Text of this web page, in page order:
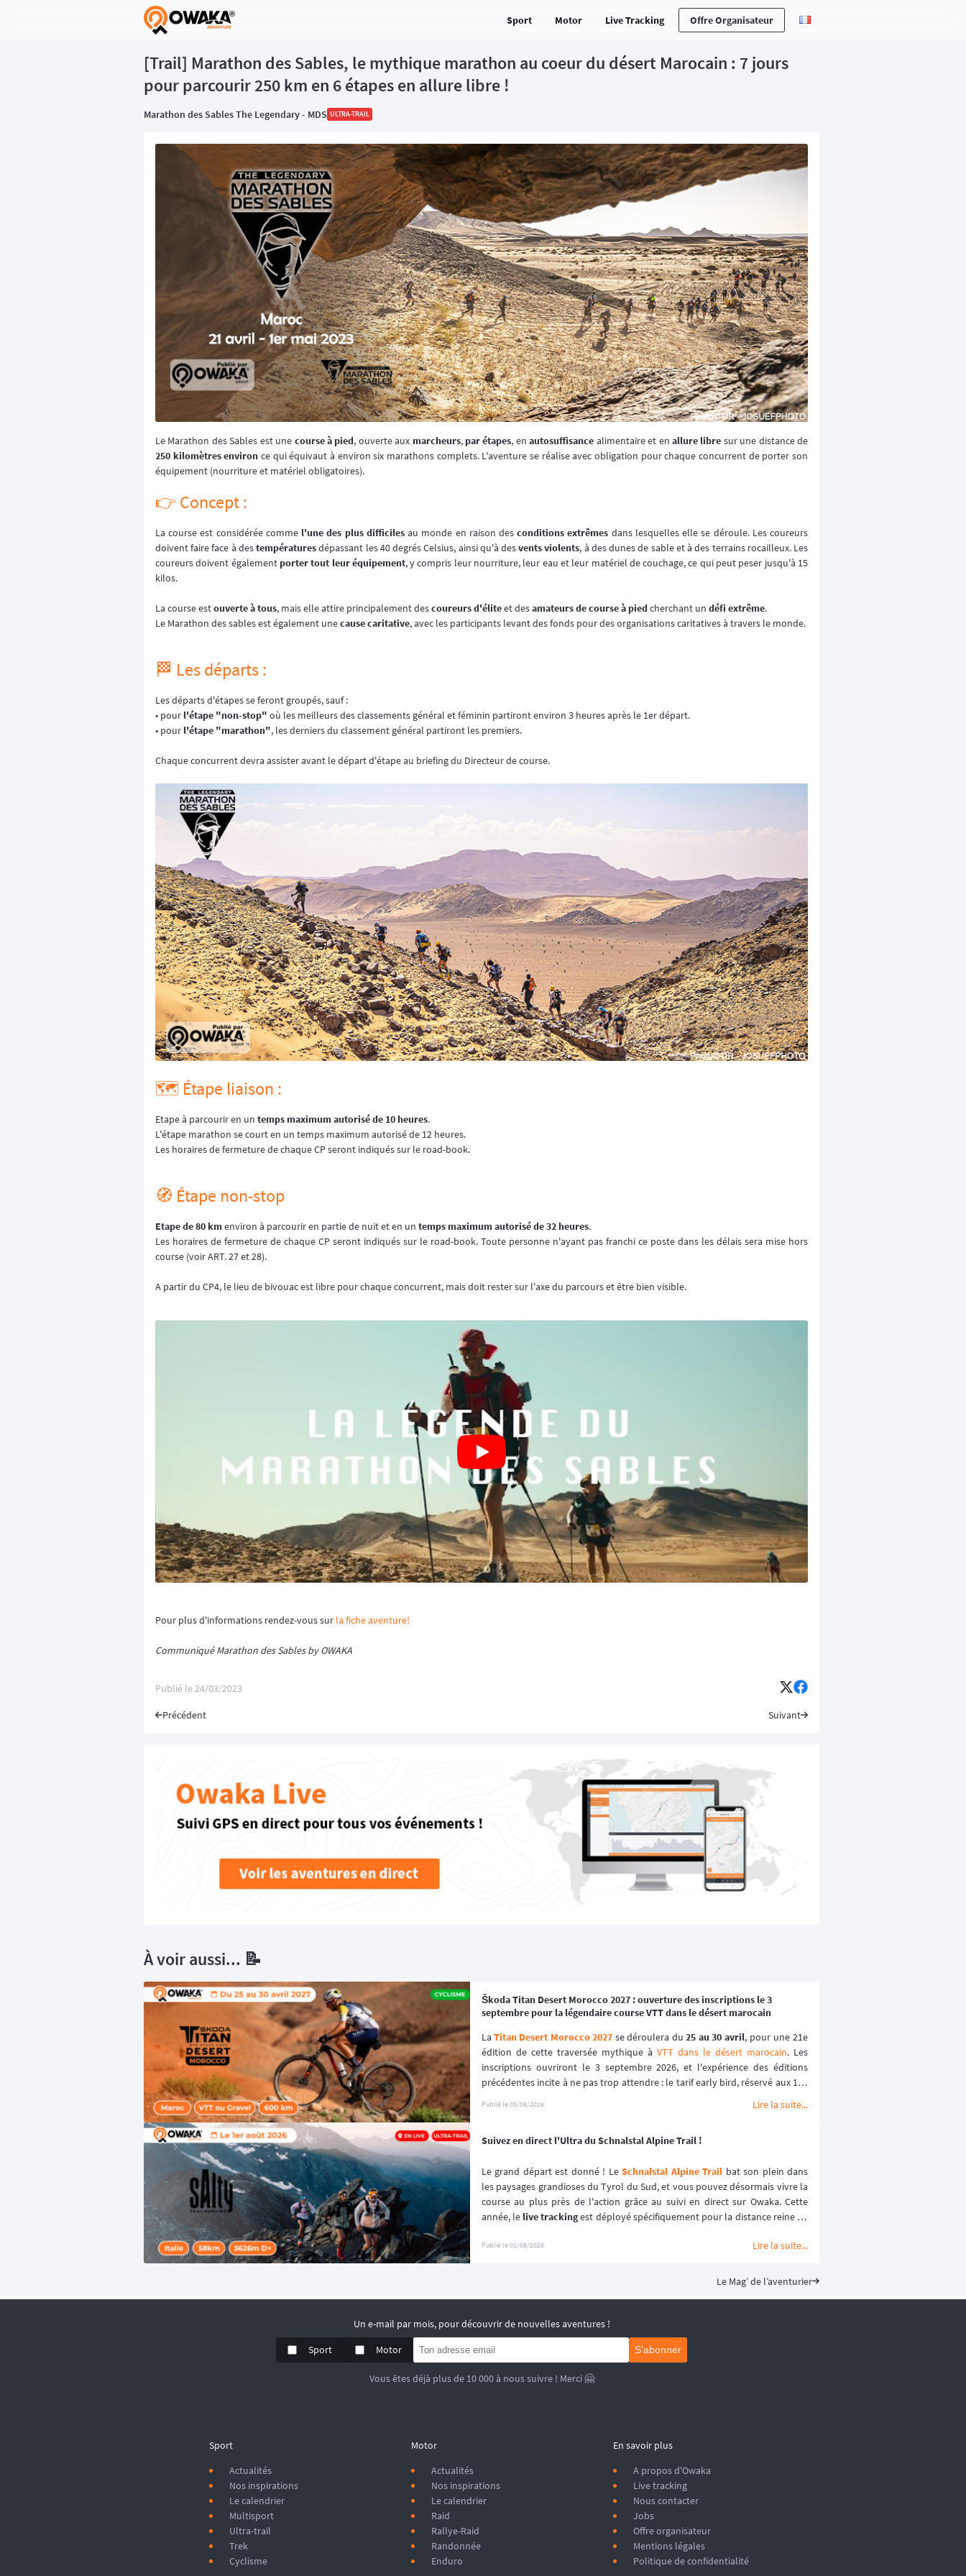
® Sport Motor Live Tracking Offre Organisateur
[Trail] Marathon des Sables, le mythique marathon au coeur du désert Marocain : 7 jours
pour parcourir 250 km en 6 étapes en allure libre !
Marathon des Sables The Legendary - MDS ULTRA-TRAIL
Le Marathon des Sables est une course à pied, ouverte aux marcheurs, par étapes, enautosuffisance alimentaire et en allure libre sur une distance de
250 kilomètres environ ce qui équivaut à environ six marathons complets. L'aventure se réalise avec obligation pour chaque concurrent de porter son
équipement (nourriture et matériel obligatoires).
👉️ Concept :
La course est considérée comme l'une des plus difficilesau monde en raison desconditions extrêmes dans lesquelles elle se déroule. Les coureurs
doivent faire face à destempératuresdépassant les 40 degrés Celsius, ainsi qu'à desvents violents, à des dunes de sable et à des terrains rocailleux. Les
coureurs doivent également porter tout leur équipement, y compris leur nourriture, leur eau et leur matériel de couchage, ce qui peut peser jusqu'à 15
kilos.
La course estouverte à tous, mais elle attire principalement descoureurs d'éliteet desamateurs de course à pied cherchant un défi extrême.
Le Marathon des sables est également unecause caritative, avec les participants levant des fonds pour des organisations caritatives à travers le monde.
🏁 Les départs :
Les départs d'étapes se feront groupés, sauf :
• pour l'étape "non-stop" où les meilleurs des classements général et féminin partiront environ 3 heures après le 1er départ.
• pour l'étape "marathon", les derniers du classement général partiront les premiers.
Chaque concurrent devra assister avant le départ d'étape au briefing du Directeur de course.
🗺️ Étape liaison :
Etape à parcourir en un temps maximum autorisé de 10 heures.
L'étape marathon se court en un temps maximum autorisé de 12 heures.
Les horaires de fermeture de chaque CP seront indiqués sur le road-book.
🧭 Étape non-stop
Etape de 80 kmenviron à parcourir en partie de nuit et en un temps maximum autorisé de 32 heures.
Les horaires de fermeture de chaque CP seront indiqués sur le road-book. Toute personne n'ayant pas franchi ce poste dans les délais sera mise hors
course (voir ART. 27 et 28).
A partir du CP4, le lieu de bivouac est libre pour chaque concurrent, mais doit rester sur l'axe du parcours et être bien visible.
Pour plus d'informations rendez-vous sur la fiche aventure!
Communiqué Marathon des Sables by OWAKA
Publié le24/03/2023
Précédent Suivant
À voir aussi... 📝
Škoda Titan Desert Morocco 2027 : ouverture des inscriptions le 3
septembre pour la légendaire course VTT dans le désert marocain
La Titan Desert Morocco 2027 se déroulera du 25 au 30 avril, pour une 21e
édition de cette traversée mythique à VTT dans le désert marocain. Les
inscriptions ouvriront le 3 septembre 2026, et l'expérience des éditions
précédentes incite à ne pas trop attendre : le tarif early bird, réservé aux 100
Publié le05/08/2026 Lire la suite...
Suivez en direct l'Ultra du Schnalstal Alpine Trail !
Le grand départ est donné ! Le Schnalstal Alpine Trail bat son plein dans
les paysages grandioses du Tyrol du Sud, et vous pouvez désormais vivre la
course au plus près de l'action grâce au suivi en direct sur Owaka. Cette
année, le live tracking est déployé spécifiquement pour la distance reine de
Publié le01/08/2026 Lire la suite...
Le Mag’ de l’aventurier
Un e-mail par mois, pour découvrir de nouvelles aventures !
Sport
Motor S'abonner
Vous êtes déjà plus de 10 000 à nous suivre ! Merci 🤗
Sport
Actualités
Nos inspirations
Le calendrier
Multisport
Ultra-trail
Trek
Cyclisme
Motor
Actualités
Nos inspirations
Le calendrier
Raid
Rallye-Raid
Randonnée
Enduro
En savoir plus
A propos d'Owaka
Live tracking
Nous contacter
Jobs
Offre organisateur
Mentions légales
Politique de confidentialité